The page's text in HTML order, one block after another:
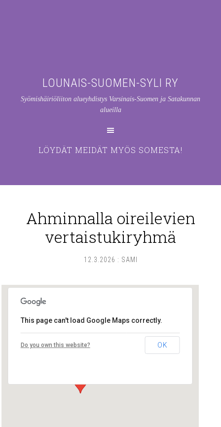
LOUNAIS-SUOMEN-SYLI RY
Syömishäiriöliiton alueyhdistys Varsinais-Suomen ja Satakunnan
alueilla
LÖYDÄT MEIDÄT MYÖS SOMESTA!
Ahminnalla oireilevien
vertaistukiryhmä
12.3.2026 : SAMI
Lounais-Suomen – SYLI ry
Maariankatu 8 D 104 - Turku
This page can't load Google Maps correctly.
Do you own this website? OK